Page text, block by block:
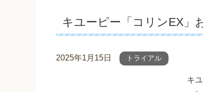
キユーピー「コリンEX」
2025年1月15日 トライアル
キ